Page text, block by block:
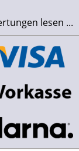
lesen ...